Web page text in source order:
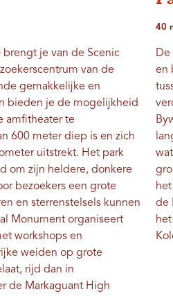
brengt je van de Scenic
van de
gemakkelijke en
bieden je de mogelijkheid
amfitheater te
600 meter diep is en zich
uitstrekt. Het park
om zijn heldere, donkere
bezoekers een grote
en sterrenstelsels kunnen
Monument organiseert
workshops en
weiden op grote
rijd dan in
de Markaguant High
40
De
en
de